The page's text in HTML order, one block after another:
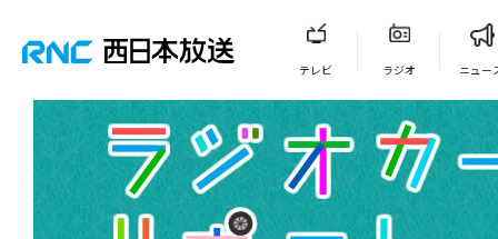
テレビ ラジオ ニュー